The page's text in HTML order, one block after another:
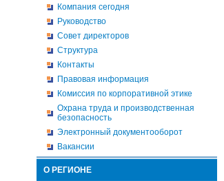
Компания сегодня
Руководство
Совет директоров
Структура
Контакты
Правовая информация
Комиссия по корпоративной этике
Охрана труда и производственная
безопасность
Электронный документооборот
Вакансии
О РЕГИОНЕ